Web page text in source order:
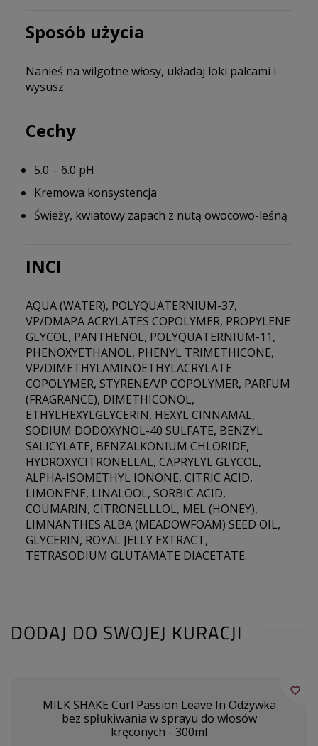
Sposób użycia
Nanieś na wilgotne włosy, układaj loki palcami i
wysusz.
Cechy
5.0 – 6.0 pH
Kremowa konsystencja
Świeży, kwiatowy zapach z nutą owocowo-leśną
INCI
AQUA (WATER), POLYQUATERNIUM-37,
VP/DMAPA ACRYLATES COPOLYMER, PROPYLENE
GLYCOL, PANTHENOL, POLYQUATERNIUM-11,
PHENOXYETHANOL, PHENYL TRIMETHICONE,
VP/DIMETHYLAMINOETHYLACRYLATE
COPOLYMER, STYRENE/VP COPOLYMER, PARFUM
(FRAGRANCE), DIMETHICONOL,
ETHYLHEXYLGLYCERIN, HEXYL CINNAMAL,
SODIUM DODOXYNOL-40 SULFATE, BENZYL
SALICYLATE, BENZALKONIUM CHLORIDE,
HYDROXYCITRONELLAL, CAPRYLYL GLYCOL,
ALPHA-ISOMETHYL IONONE, CITRIC ACID,
LIMONENE, LINALOOL, SORBIC ACID,
COUMARIN, CITRONELLLOL, MEL (HONEY),
LIMNANTHES ALBA (MEADOWFOAM) SEED OIL,
GLYCERIN, ROYAL JELLY EXTRACT,
TETRASODIUM GLUTAMATE DIACETATE.
DODAJ DO SWOJEJ KURACJI
MILK SHAKE Curl Passion Leave In Odżywka
bez spłukiwania w sprayu do włosów
kręconych - 300ml
favorite_border